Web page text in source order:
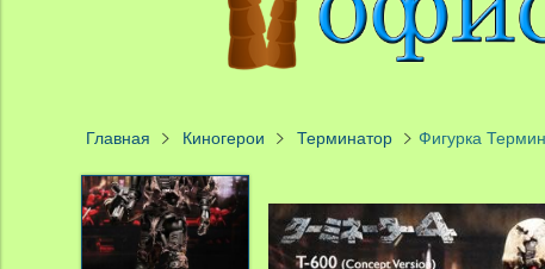
Главная Киногерои Терминатор Фигурка